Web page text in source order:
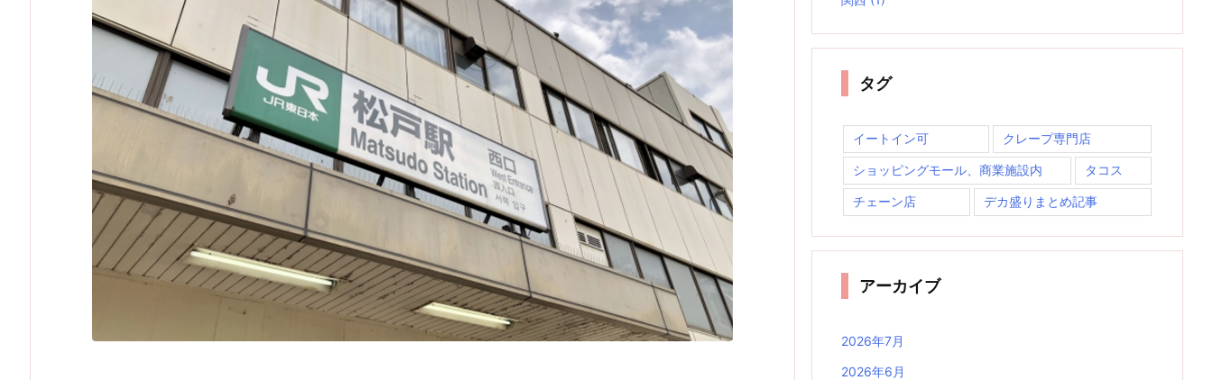
タグ
イートイン可 クレープ専門店
ショッピングモール、商業施設内 タコス
チェーン店 デカ盛りまとめ記事
アーカイブ
2026年7月
2026年6月